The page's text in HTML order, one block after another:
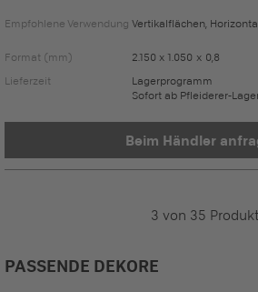
Empfohlene Verwendung Vertikalflächen,
Format (mm)
2.150 x 1.050 x 0,8
Lieferzeit
Lagerprogramm
Sofort ab Pfleiderer-
Beim Händler
3 von 35
PASSENDE DEKORE